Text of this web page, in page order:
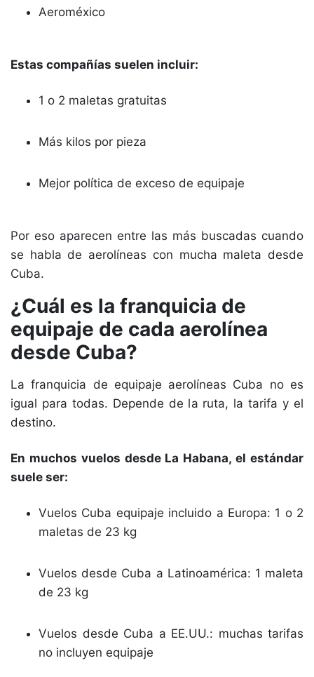
Aeroméxico
Estas compañías suelen incluir:
1 o 2 maletas gratuitas
Más kilos por pieza
Mejor política de exceso de equipaje
Por eso aparecen entre las más buscadas cuando
se habla de aerolíneas con mucha maleta desde
Cuba.
¿Cuál es la franquicia de
equipaje de cada aerolínea
desde Cuba?
La franquicia de equipaje aerolíneas Cuba no es
igual para todas. Depende de la ruta, la tarifa y el
destino.
En muchos vuelos desde La Habana, el estándar
suele ser:
Vuelos Cuba equipaje incluido a Europa: 1 o 2
maletas de 23 kg
Vuelos desde Cuba a Latinoamérica: 1 maleta
de 23 kg
Vuelos desde Cuba a EE.UU.: muchas tarifas
no incluyen equipaje